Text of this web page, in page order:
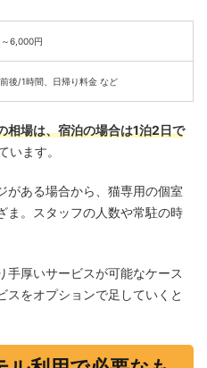
6,000円
後/1時間、日帰り料金 など
相場は、宿泊の場合は1泊2日で
います。
がある場合から、猫専用の個室
ま。スタッフの人数や常駐の時
手厚いサービスが可能なケース
スをオプションで足していくと